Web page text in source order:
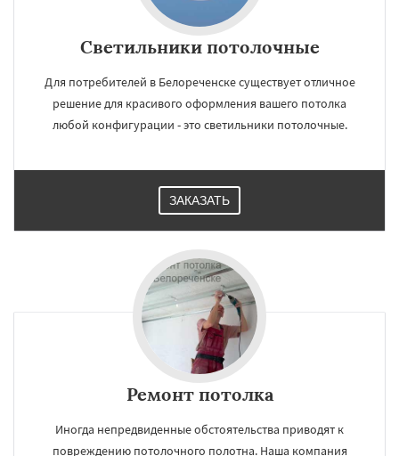
Светильники потолочные
Для потребителей в Белореченске существует отличное
решение для красивого оформления вашего потолка
любой конфигурации - это светильники потолочные.
ЗАКАЗАТЬ
Ремонт потолка
Иногда непредвиденные обстоятельства приводят к
повреждению потолочного полотна. Наша компания